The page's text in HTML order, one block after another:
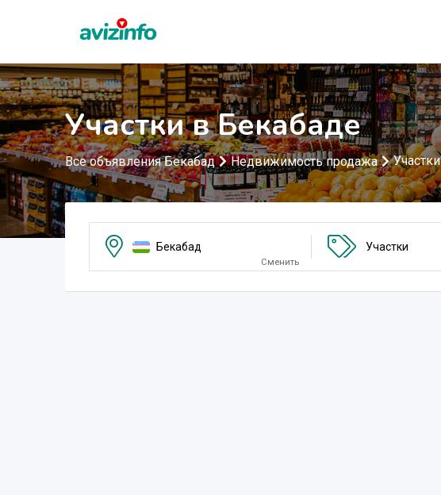
Участки в Бекабаде
Все объявления Бекабад Недвижимость продажа Участки
Бекабад
Сменить
Участки